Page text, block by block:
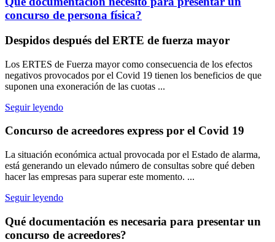
concurso de persona física?
Despidos después del ERTE de fuerza mayor
Los ERTES de Fuerza mayor como consecuencia de los efectos
negativos provocados por el Covid 19 tienen los beneficios de que
suponen una exoneración de las cuotas ...
Seguir leyendo
Concurso de acreedores express por el Covid 19
La situación económica actual provocada por el Estado de alarma,
está generando un elevado número de consultas sobre qué deben
hacer las empresas para superar este momento. ...
Seguir leyendo
Qué documentación es necesaria para presentar un
concurso de acreedores?